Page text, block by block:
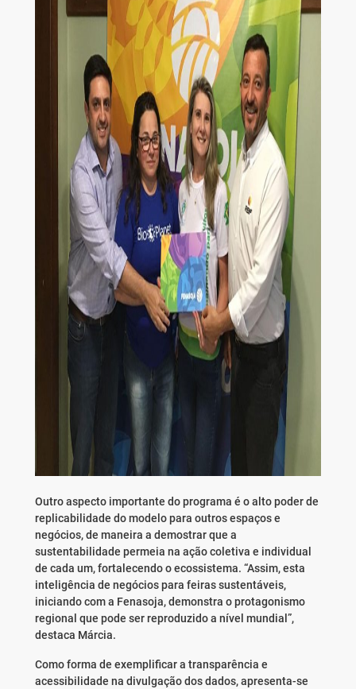
Outro aspecto importante do programa é o alto poder de
replicabilidade do modelo para outros espaços e
negócios, de maneira a demostrar que a
sustentabilidade permeia na ação coletiva e individual
de cada um, fortalecendo o ecossistema. “Assim, esta
inteligência de negócios para feiras sustentáveis,
iniciando com a Fenasoja, demonstra o protagonismo
regional que pode ser reproduzido a nível mundial”,
destaca Márcia.
Como forma de exemplificar a transparência e
acessibilidade na divulgação dos dados, apresenta-se